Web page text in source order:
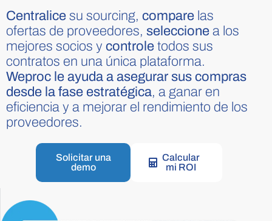
Centralice su sourcing, compare las
ofertas de proveedores, seleccione a los
mejores socios y controle todos sus
contratos en una única plataforma.
Weproc le ayuda a asegurar sus compras
desde la fase estratégica, a ganar en
eficiencia y a mejorar el rendimiento de los
proveedores.
Solicitar una
demo
Calcular
mi ROI